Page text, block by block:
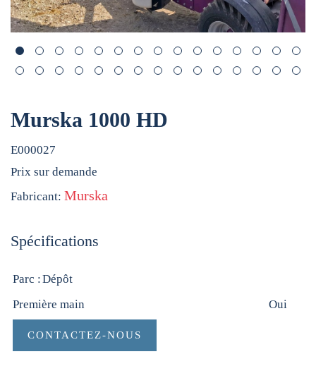
Murska 1000 HD
E000027
Prix sur demande
Fabricant: Murska
Spécifications
Parc :Dépôt
Première main Oui
CONTACTEZ-NOUS